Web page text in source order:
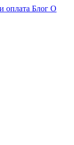
оплата Блог О